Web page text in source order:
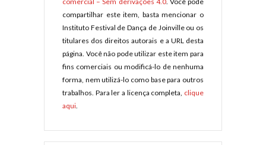
compartilhar este item, basta mencionar o
Instituto Festival de Dança de Joinville ou os
titulares dos direitos autorais e a URL desta
página. Você não pode utilizar este item para
fins comerciais ou modificá-lo de nenhuma
forma, nem utilizá-lo como base para outros
trabalhos. Para ler a licença completa, clique
aqui.